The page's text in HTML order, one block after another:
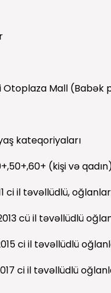
Otoplaza Mall (Babək
kateqoriyaları
(kişi və
ci il təvəllüdlü,
cü il təvəllüdlü
ci il təvəllüdlü
ci il təvəllüdlü